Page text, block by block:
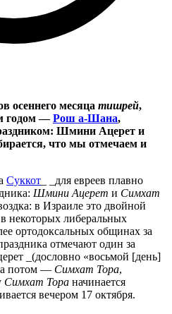
осеннего месяца тишрей,
годом —Рош а-Шана,
Шмини Ацерет и
что мы отмечаем и
Суккот _ _для евреев плавно
Шмини Ацерет и Симхат
в Израиле это двойной
некоторых либеральных
ортодоксальных общинах за
отмечают один за
_(дословно «восьмой [день]
а потом — Симхат Тора,
Симхат Тора начинается
вечером 17 октября.